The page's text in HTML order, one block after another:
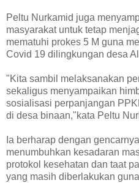
Peltu Nurkamid juga
masyarakat untuk tetap
mematuhi prokes 5 M guna
Covid 19 dilingkungan desa
"Kita sambil melaksanakan
sekaligus menyampaikan
sosialisasi perpanjangan
di desa binaan,"kata Peltu
Ia berharap dengan
menumbuhkan kesadaran
protokol kesehatan dan taat
yang masih diberlakukan